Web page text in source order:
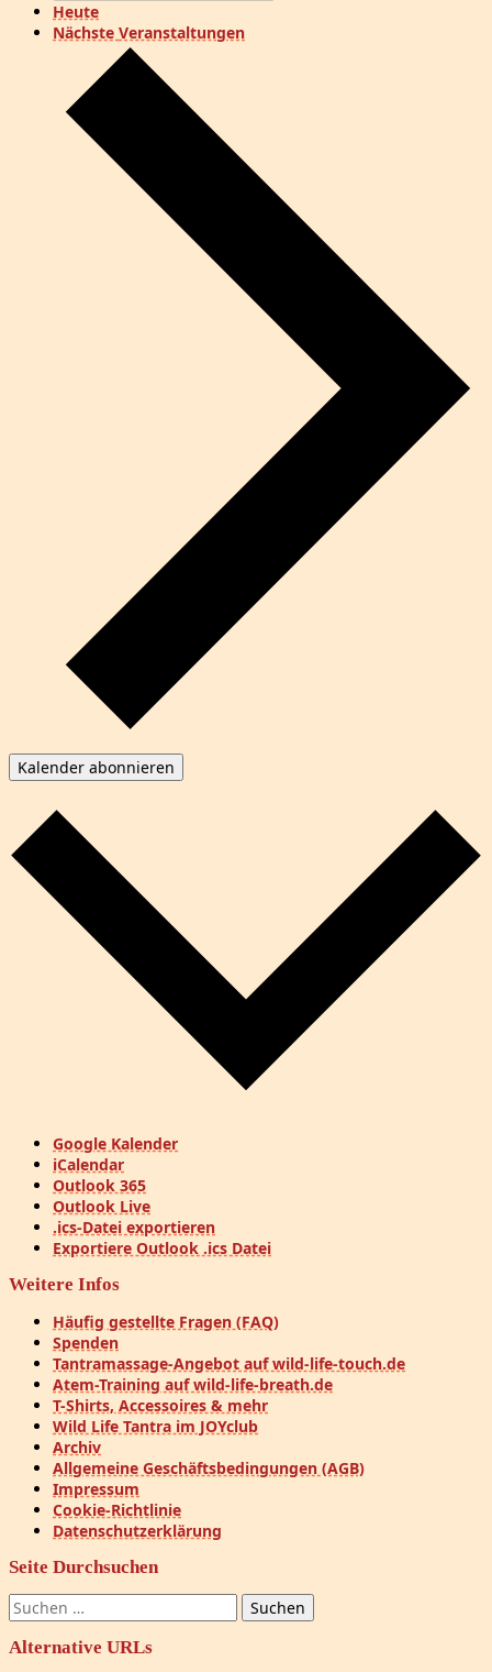
Heute
Nächste Veranstaltungen
Kalender abonnieren
Google Kalender
iCalendar
Outlook 365
Outlook Live
.ics-Datei exportieren
Exportiere Outlook .ics Datei
Weitere Infos
Häufig gestellte Fragen (FAQ)
Spenden
Tantramassage-Angebot auf wild-life-touch.de
Atem-Training auf wild-life-breath.de
T-Shirts, Accessoires & mehr
Wild Life Tantra im JOYclub
Archiv
Allgemeine Geschäftsbedingungen (AGB)
Impressum
Cookie-Richtlinie
Datenschutzerklärung
Seite Durchsuchen
Suchen
nach:
Alternative URLs